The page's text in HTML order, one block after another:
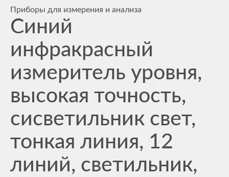
Приборы для измерения и анализа
Синий
инфракрасный
измеритель уровня,
высокая точность,
сисветильник свет,
тонкая линия, 12
линий, светильник,